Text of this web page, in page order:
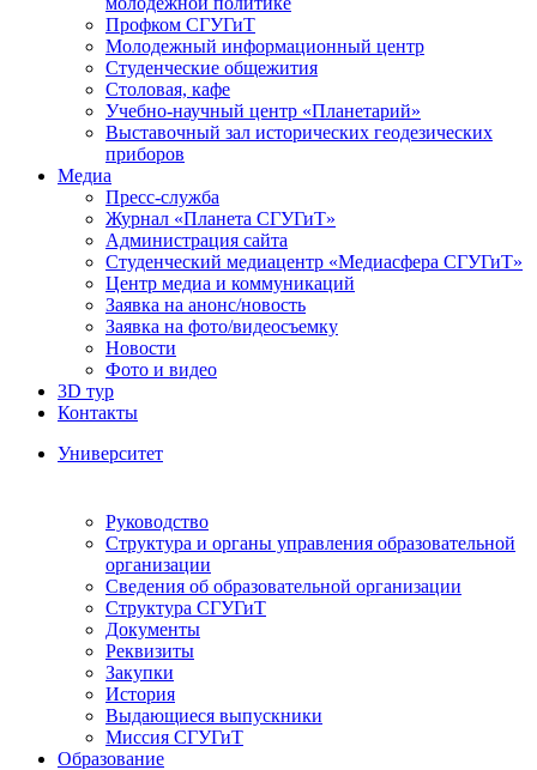
Профком СГУГиТ
Молодежный информационный центр
Студенческие общежития
Столовая, кафе
Учебно-научный центр «Планетарий»
Выставочный зал исторических геодезических
приборов
Медиа
Пресс-служба
Журнал «Планета СГУГиТ»
Администрация сайта
Студенческий медиацентр «Медиасфера СГУГиТ»
Центр медиа и коммуникаций
Заявка на анонс/новость
Заявка на фото/видеосъемку
Новости
Фото и видео
3D тур
Контакты
Университет
Руководство
Структура и органы управления образовательной
организации
Сведения об образовательной организации
Структура СГУГиТ
Документы
Реквизиты
Закупки
История
Выдающиеся выпускники
Миссия СГУГиТ
Образование